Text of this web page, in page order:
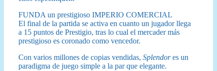
FUNDA un prestigioso IMPERIO COMERCIAL
El final de la partida se activa en cuanto un jugador llega
a 15 puntos de Prestigio, tras lo cual el mercader más
prestigioso es coronado como vencedor.
Con varios millones de copias vendidas, Splendores un
paradigma de juego simple a la par que elegante.